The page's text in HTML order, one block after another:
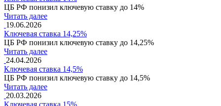
ЦБ РФ понизил ключевую ставку до 14%
Читать далее
19.06.2026
Ключевая ставка 14,25%
ЦБ РФ понизил ключевую ставку до 14,25%
Читать далее
24.04.2026
Ключевая ставка 14,5%
ЦБ РФ понизил ключевую ставку до 14,5%
Читать далее
20.03.2026
Ключевая ставка 15%